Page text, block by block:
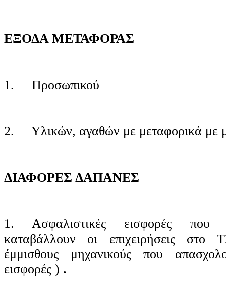
ΕΞΟΔΑ ΜΕΤΑΦΟΡΑΣ
1. Προσωπικού
2. Υλικών, αγαθών με μεταφορικά με
ΔΙΑΦΟΡΕΣ ΔΑΠΑΝΕΣ
1. Ασφαλιστικές εισφορές που
καταβάλλουν οι επιχειρήσεις
έμμισθους μηχανικούς που
εισφορές ) .